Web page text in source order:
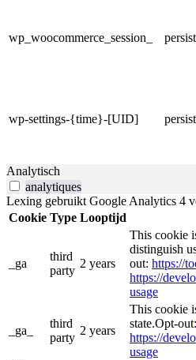
wp_woocommerce_session_
wp-settings-{time}-[UID]
Analytisch
analytiques
Lexing gebruikt Google Analytics 4
Cookie Type Looptijd
_ga
third
party
2 years
This cookie
distinguish
out: https://
https://
usage
_ga_
third
party
2 years
This cookie
state.Opt-out:
https://
usage